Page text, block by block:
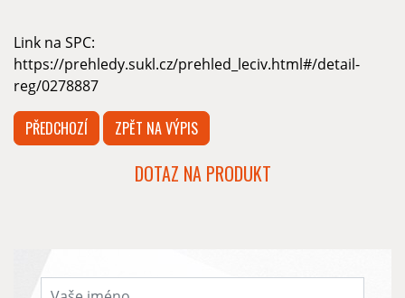
Link na SPC:
https://prehledy.sukl.cz/prehled_leciv.html#/detail-
reg/0278887
PŘEDCHOZÍ ZPĚT NA VÝPIS
DOTAZ NA PRODUKT